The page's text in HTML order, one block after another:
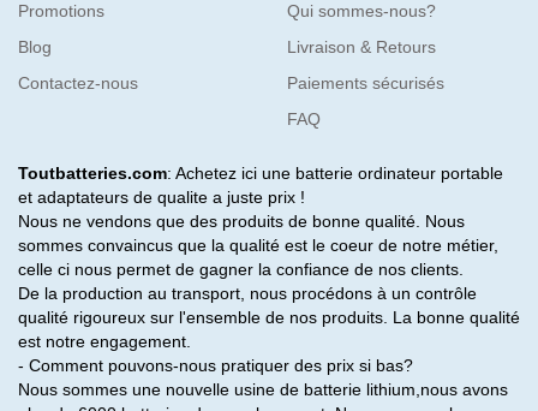
Promotions
Blog
Contactez-nous
Qui sommes-nous?
Livraison & Retours
Paiements sécurisés
FAQ
Toutbatteries.com: Achetez ici une batterie ordinateur portable
et adaptateurs de qualite a juste prix !
Nous ne vendons que des produits de bonne qualité. Nous
sommes convaincus que la qualité est le coeur de notre métier,
celle ci nous permet de gagner la confiance de nos clients.
De la production au transport, nous procédons à un contrôle
qualité rigoureux sur l'ensemble de nos produits. La bonne qualité
est notre engagement.
- Comment pouvons-nous pratiquer des prix si bas?
Nous sommes une nouvelle usine de batterie lithium,nous avons